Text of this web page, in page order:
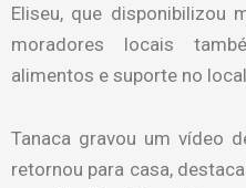
Eliseu, que disponibilizou
moradores locais
alimentos e suporte no
Tanaca gravou um vídeo
retornou para casa,